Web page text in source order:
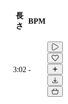
長
さ
BPM
3:02 -